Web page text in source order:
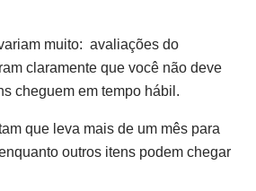
muito: avaliações do
claramente que você não deve
cheguem em tempo hábil.
que leva mais de um mês para
outros itens podem chegar